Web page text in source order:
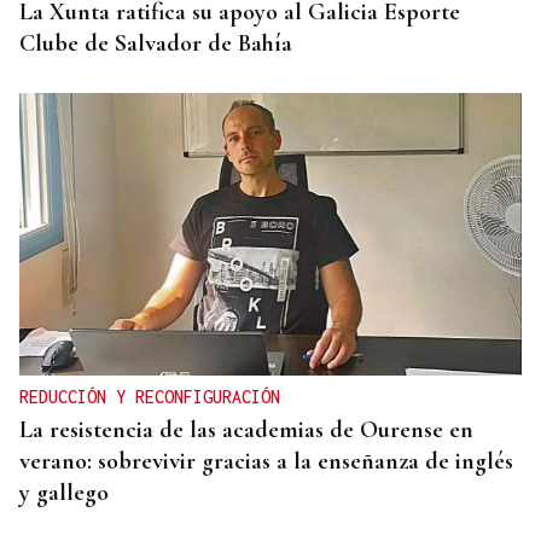
La Xunta ratifica su apoyo al Galicia Esporte
Clube de Salvador de Bahía
REDUCCIÓN Y RECONFIGURACIÓN
La resistencia de las academias de Ourense en
verano: sobrevivir gracias a la enseñanza de inglés
y gallego